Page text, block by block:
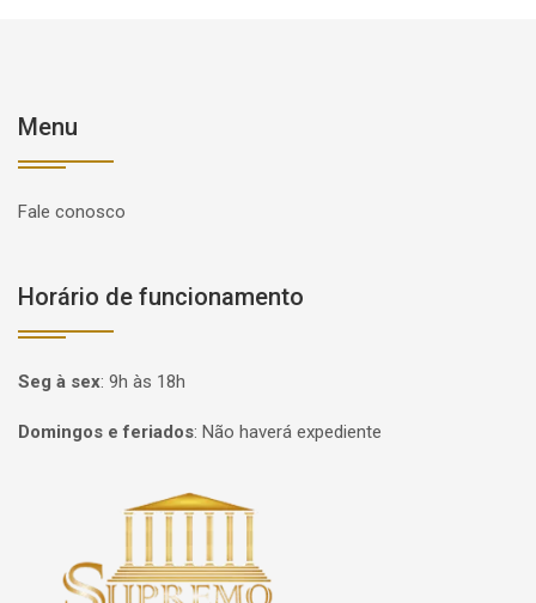
Menu
Fale conosco
Horário de funcionamento
Seg à sex: 9h às 18h
Domingos e feriados: Não haverá expediente
Página inicial